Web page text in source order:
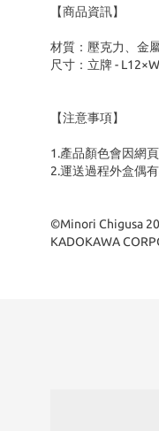
【商品資訊】
材質：壓克力、金
尺寸：立牌 -
【注意事項】
1.產品顏色會因網
2.運送過程外盒偶
©Minori Chigusa
KADOKAWA